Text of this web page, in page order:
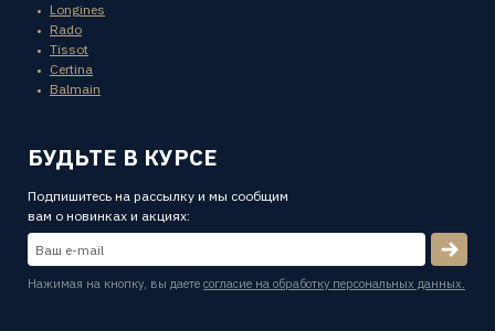
Longines
Rado
Tissot
Certina
Balmain
БУДЬТЕ В КУРСЕ
Подпишитесь на рассылку и мы сообщим
вам о новинках и акциях:
Нажимая на кнопку, вы даете согласие на обработку персональных данных.